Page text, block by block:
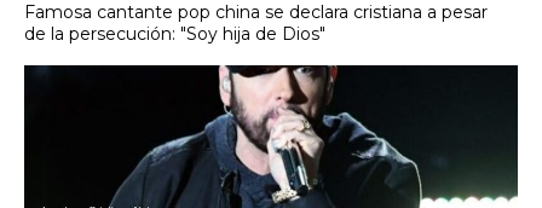
Famosa cantante pop china se declara cristiana a pesar
de la persecución: "Soy hija de Dios"